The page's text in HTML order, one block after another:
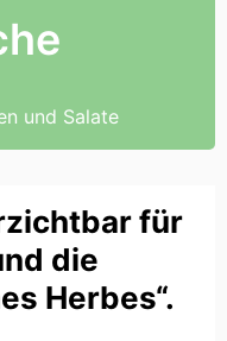
und Salate
für
die
Herbes“.